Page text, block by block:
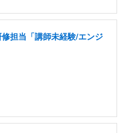
担当「講師未経験/エンジ